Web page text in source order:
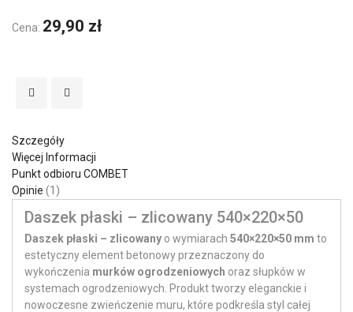
Cena: 29,90 zł
Szczegóły
Więcej Informacji
Punkt odbioru COMBET
Opinie
1
Daszek płaski – zlicowany 540×220×50
Daszek płaski – zlicowany o wymiarach 540×220×50 mm to
estetyczny element betonowy przeznaczony do
wykończenia murków ogrodzeniowych oraz słupków w
systemach ogrodzeniowych. Produkt tworzy eleganckie i
nowoczesne zwieńczenie muru, które podkreśla styl całej